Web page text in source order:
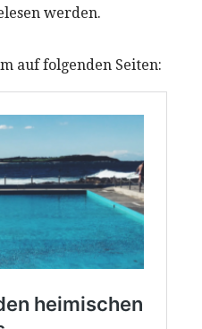
werden.
auf folgenden Seiten: